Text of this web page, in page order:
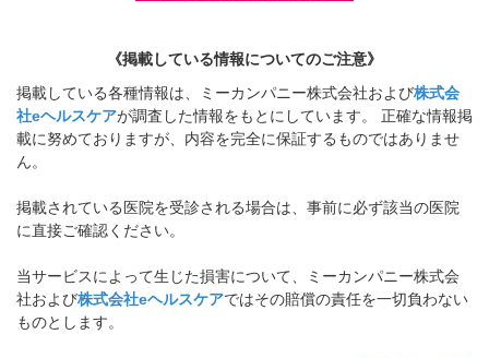
《掲載している情報についてのご注意》
掲載している各種情報は、ミーカンパニー株式会社および株式会
社eヘルスケアが調査した情報をもとにしています。 正確な情報掲
載に努めておりますが、内容を完全に保証するものではありませ
ん。
掲載されている医院を受診される場合は、事前に必ず該当の医院
に直接ご確認ください。
当サービスによって生じた損害について、ミーカンパニー株式会
社および株式会社eヘルスケアではその賠償の責任を一切負わない
ものとします。